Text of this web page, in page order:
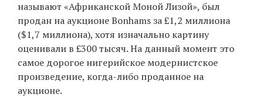
называют «Африканской Моной Лизой», был
продан на аукционе Bonhams за £1,2 миллиона
($1,7 миллиона), хотя изначально картину
оценивали в £300 тысяч. На данный момент это
самое дорогое нигерийское модернистское
произведение, когда-либо проданное на
аукционе.